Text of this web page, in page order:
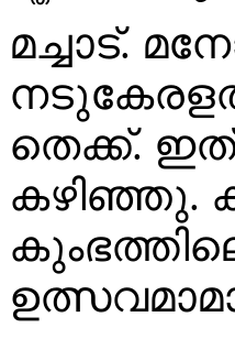
മച്ചാട്.
തെക്ക്.
കഴിഞ്ഞു.